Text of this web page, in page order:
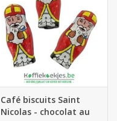
Café biscuits Saint
Nicolas - chocolat au